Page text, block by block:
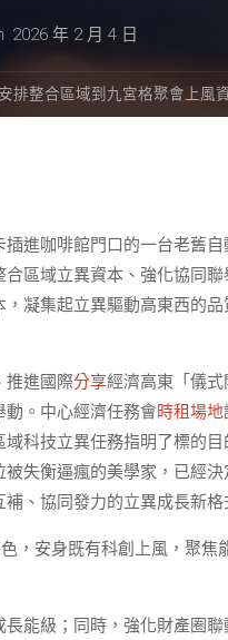
2026 年 2 月 4 日
排整合區域到九宮格聚會上風
進咖啡館門口的一台老舊自
區域立異資本、強化協同聯
凝集起立異驅動高東西的品
推進國際分享經濟高東「儀式
動。中心經濟任務會時租場地
科技立異任務指明了標的目
被失衡逼瘋的美學家，已經決
、協同發力的立異成長新格
，安身既有科創上風，聚焦
能級；同時，強化財產圈聯